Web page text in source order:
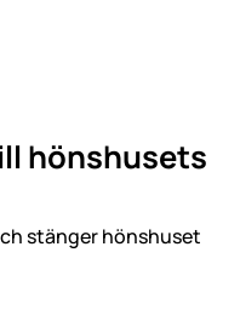
hönshusets
stänger hönshuset